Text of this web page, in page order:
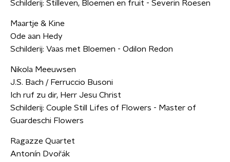
Schilderij: Stilleven, Bloemen en fruit - Severin Roesen
Maartje & Kine
Ode aan Hedy
Schilderij: Vaas met Bloemen - Odilon Redon
Nikola Meeuwsen
J.S. Bach / Ferruccio Busoni
Ich ruf zu dir, Herr Jesu Christ
Schilderij: Couple Still Lifes of Flowers - Master of
Guardeschi Flowers
Ragazze Quartet
Antonín Dvořák